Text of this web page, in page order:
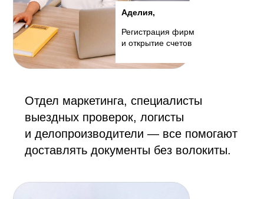
Аделия,
Регистрация фирм
и открытие счетов
Отдел маркетинга, специалисты
выездных проверок, логисты
и делопроизводители — все помогают
доставлять документы без волокиты.